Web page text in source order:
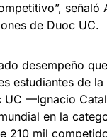
de Duoc UC.
desempeño
estudiantes de
UC —Ignacio
en la
210 mil